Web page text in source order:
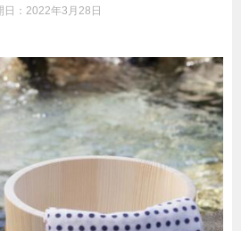
日： 2022年3月28日